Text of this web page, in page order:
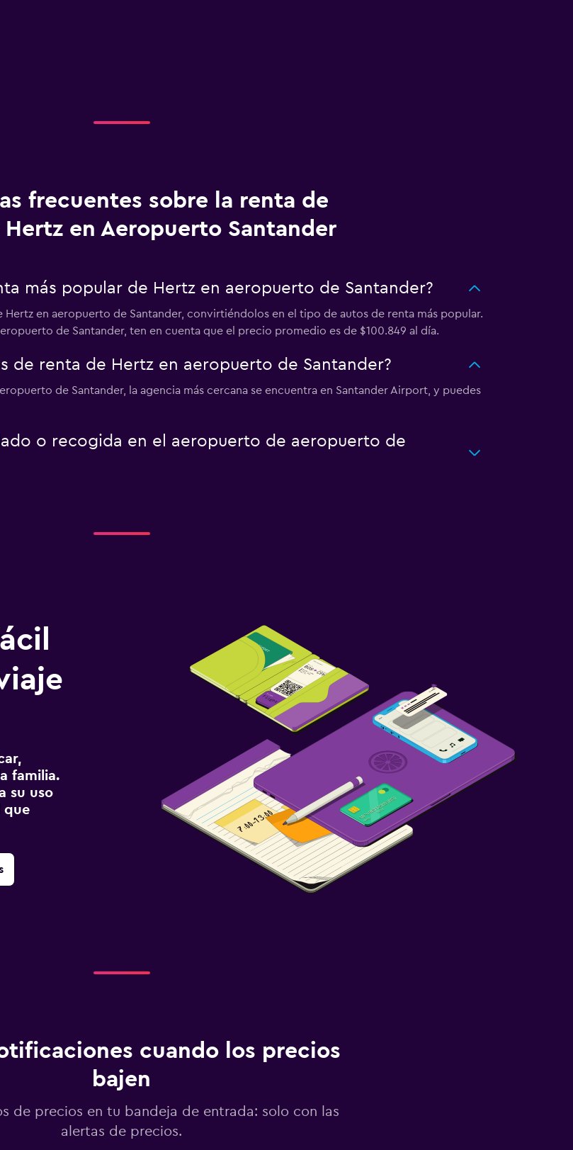
frecuentes sobre la renta de
en Aeropuerto Santander
más popular de Hertz en aeropuerto de Santander?
Hertz en aeropuerto de Santander, convirtiéndolos en el tipo de autos de renta más popular.
de Santander, ten en cuenta que el precio promedio es de $100.849 al día.
de renta de Hertz en aeropuerto de Santander?
de Santander, la agencia más cercana se encuentra en Santander Airport, y puedes
o recogida en el aeropuerto de aeropuerto de
familia.
su uso
que
cuando los precios
bajen
de precios en tu bandeja de entrada: solo con las
alertas de precios.